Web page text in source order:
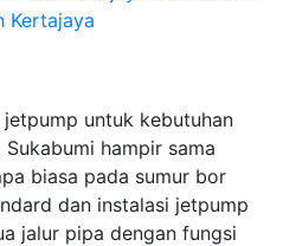
Kertajaya
untuk kebutuhan
hampir sama
biasa pada sumur bor
dan instalasi jetpump
jalur pipa dengan fungsi